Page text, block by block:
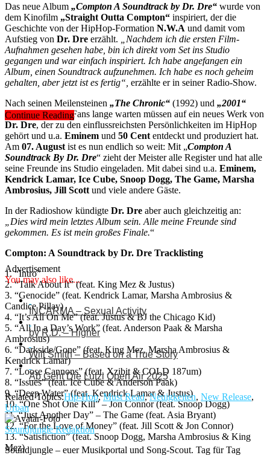
Das neue Album „Compton A Soundtrack by Dr. Dre“ wurde von
dem Kinofilm „Straight Outta Compton“ inspiriert, der die
Geschichte von der HipHop-Formation N.W.A und damit vom
Aufstieg von Dr. Dre erzählt.
„Nachdem ich die ersten Film-
Aufnahmen gesehen habe, bin ich direkt vom Set ins Studio
gegangen und war einfach inspiriert. Ich habe angefangen ein
Album, einen Soundtrack aufzunehmen. Ich habe es noch geheim
gehalten, aber jetzt ist es fertig“, erzählte er in seiner Radio-Show.
Nach seinen Meilensteinen „The Chronic“ (1992) und „2001“
(1999) haben die Fans lange warten müssen auf ein neues Werk von
Dr. Dre, der zu den einflussreichsten Persönlichkeiten im HipHop
gehört und u.a. Eminem und 50 Cent entdeckt und produziert hat.
Am 07. August ist es nun endlich so weit: Mit „Compton A
Soundtrack By Dr. Dre“ zieht der Meister alle Register und hat alle
seine Freunde ins Studio eingeladen. Mit dabei sind u.a. Eminem,
Kendrick Lamar, Ice Cube, Snoop Dogg, The Game, Marsha
Ambrosius, Jill Scott und viele andere Gäste.
In der Radioshow kündigte Dr. Dre aber auch gleichzeitig an:
„Dies wird mein letztes Album sein. Alle meine Freunde sind
gekommen. Es ist mein großes Finale.“
Compton: A Soundtrack by Dr. Dre Tracklisting
1. “Intro”
2. “Talk About It” (feat. King Mez & Justus)
3. “Genocide” (feat. Kendrick Lamar, Marsha Ambrosius &
Candice Pillay)
4. “It’s All On Me” (feat. Justus & BJ the Chicago Kid)
5. “All In a Day’s Work” (feat. Anderson Paak & Marsha
Ambrosius)
6. “Darkside/Gone” (feat. King Mez, Marsha Ambrosius &
Kendrick Lamar)
7. “Loose Cannons” (feat. Xzibit & COLD 187um)
8. “Issues” (feat. Ice Cube & Anderson Paak)
9. “Deep Water” (feat. Kendrick Lamar & Justus)
10. “One Shot One Kill” – Jon Connor (feat. Snoop Dogg)
11. “Just Another Day” – The Game (feat. Asia Bryant)
12. “For the Love of Money” (feat. Jill Scott & Jon Connor)
13. “Satisfiction” (feat. Snoop Dogg, Marsha Ambrosius & King
Mez)
Continue Reading
Advertisement
You may also like...
INCARMA – Sexual Activity
by R.D. – Higher
Will Smith – Based on a True Story
Ab Geht Die Lutzi Open Air 2025
Related Topics:Hip-Hop,Must Read,Neuigkeiten, New Release,
Urban
Soundjungle Redaktion
Soundjungle – euer Musikportal und Song-Scout. Tag für Tag